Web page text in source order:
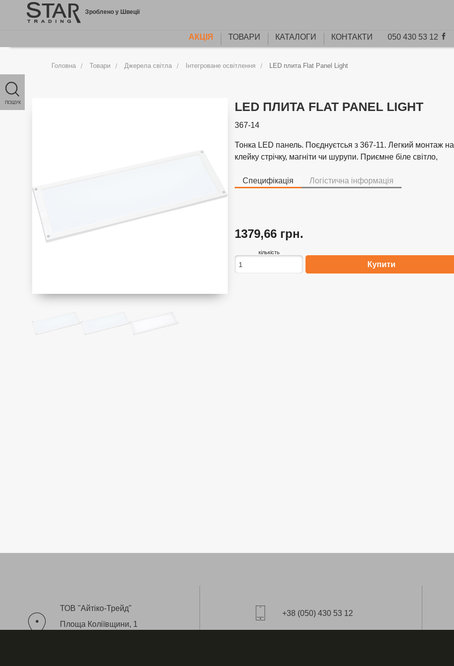
ПОШУК
Зроблено у Швеції
АКЦІЯ ТОВАРИ КАТАЛОГИ КОНТАКТИ 050 430 53 12
Головна Товари Джерела світла Інтегроване освітлення LED плита Flat Panel Light
LED ПЛИТА FLAT PANEL LIGHT
367-14
Тонка LED панель. Поєднуєтсья з 367-11. Легкий монтаж на
клейку стрічку, магніти чи шурупи. Приємне біле світло,
Специфікація Логістична інформація
1379,66 грн.
кількість
ТОВ "Айтіко-Трейд"
Площа Коліївщини, 1
+38 (050) 430 53 12